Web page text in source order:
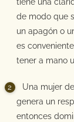
de modo que
un apagón o
es
tener a mano
Una mujer
genera un
entonces